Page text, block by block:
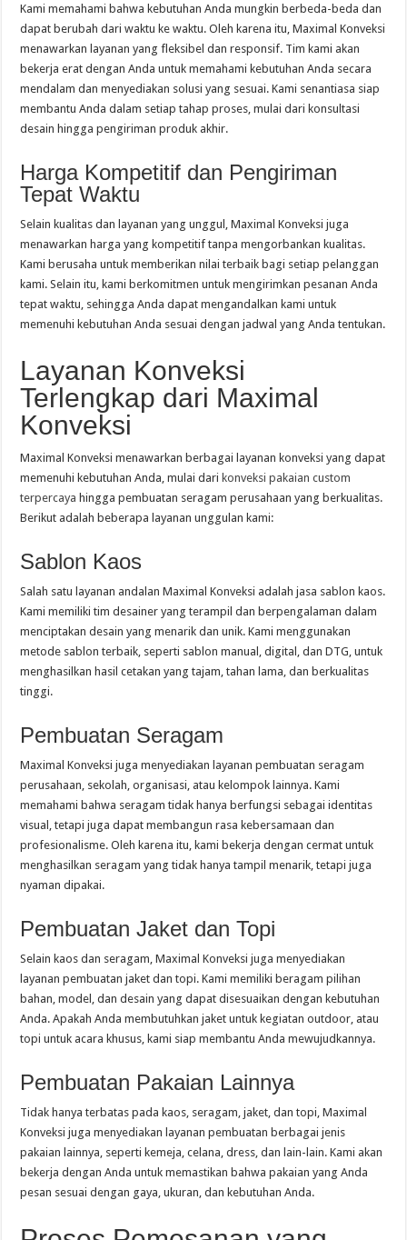
Kami memahami bahwa kebutuhan Anda mungkin berbeda-beda dan
dapat berubah dari waktu ke waktu. Oleh karena itu, Maximal Konveksi
menawarkan layanan yang fleksibel dan responsif. Tim kami akan
bekerja erat dengan Anda untuk memahami kebutuhan Anda secara
mendalam dan menyediakan solusi yang sesuai. Kami senantiasa siap
membantu Anda dalam setiap tahap proses, mulai dari konsultasi
desain hingga pengiriman produk akhir.
Harga Kompetitif dan Pengiriman
Tepat Waktu
Selain kualitas dan layanan yang unggul, Maximal Konveksi juga
menawarkan harga yang kompetitif tanpa mengorbankan kualitas.
Kami berusaha untuk memberikan nilai terbaik bagi setiap pelanggan
kami. Selain itu, kami berkomitmen untuk mengirimkan pesanan Anda
tepat waktu, sehingga Anda dapat mengandalkan kami untuk
memenuhi kebutuhan Anda sesuai dengan jadwal yang Anda tentukan.
Layanan Konveksi
Terlengkap dari Maximal
Konveksi
Maximal Konveksi menawarkan berbagai layanan konveksi yang dapat
memenuhi kebutuhan Anda, mulai dari konveksi pakaian custom
terpercaya hingga pembuatan seragam perusahaan yang berkualitas.
Berikut adalah beberapa layanan unggulan kami:
Sablon Kaos
Salah satu layanan andalan Maximal Konveksi adalah jasa sablon kaos.
Kami memiliki tim desainer yang terampil dan berpengalaman dalam
menciptakan desain yang menarik dan unik. Kami menggunakan
metode sablon terbaik, seperti sablon manual, digital, dan DTG, untuk
menghasilkan hasil cetakan yang tajam, tahan lama, dan berkualitas
tinggi.
Pembuatan Seragam
Maximal Konveksi juga menyediakan layanan pembuatan seragam
perusahaan, sekolah, organisasi, atau kelompok lainnya. Kami
memahami bahwa seragam tidak hanya berfungsi sebagai identitas
visual, tetapi juga dapat membangun rasa kebersamaan dan
profesionalisme. Oleh karena itu, kami bekerja dengan cermat untuk
menghasilkan seragam yang tidak hanya tampil menarik, tetapi juga
nyaman dipakai.
Pembuatan Jaket dan Topi
Selain kaos dan seragam, Maximal Konveksi juga menyediakan
layanan pembuatan jaket dan topi. Kami memiliki beragam pilihan
bahan, model, dan desain yang dapat disesuaikan dengan kebutuhan
Anda. Apakah Anda membutuhkan jaket untuk kegiatan outdoor, atau
topi untuk acara khusus, kami siap membantu Anda mewujudkannya.
Pembuatan Pakaian Lainnya
Tidak hanya terbatas pada kaos, seragam, jaket, dan topi, Maximal
Konveksi juga menyediakan layanan pembuatan berbagai jenis
pakaian lainnya, seperti kemeja, celana, dress, dan lain-lain. Kami akan
bekerja dengan Anda untuk memastikan bahwa pakaian yang Anda
pesan sesuai dengan gaya, ukuran, dan kebutuhan Anda.